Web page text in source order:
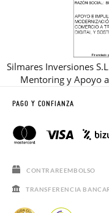
Silmares Inversiones
Mentoring y Apoyo
PAGO Y CONFIANZA
CONTRAREEMBOLSO
TRANSFERENCIA